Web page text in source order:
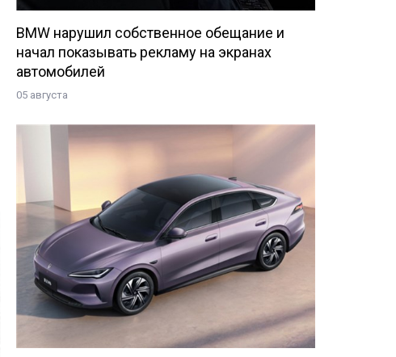
BMW нарушил собственное обещание и
начал показывать рекламу на экранах
автомобилей
05 августа